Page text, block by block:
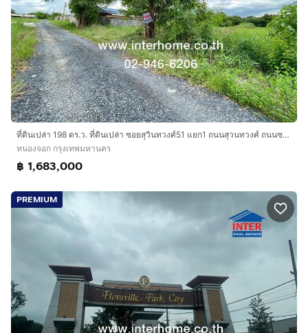
ที่ดินเปล่า 198 ตร.ว. ที่ดินเปล่า ซอยสุวินทวงศ์51 แยก1 ถนนสุวนทวงศ์ ถนนซอยสุวินทวงศ์51 เขตหนองจอก กรุงเทพมหานคร
หนองจอก กรุงเทพมหานคร
฿ 1,683,000
PREMIUM